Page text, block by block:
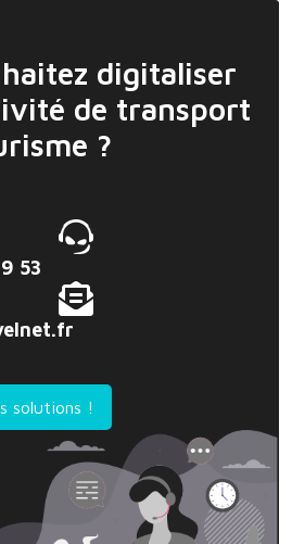
digitaliser
de transport
?
53
solutions !